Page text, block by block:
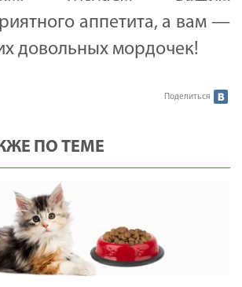
аппетита, а вам —
довольных мордочек!
Поделиться
ПО ТЕМЕ